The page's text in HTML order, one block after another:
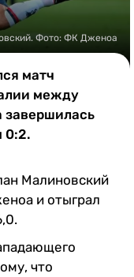
Фото: ФК Дженоа
матч
между
завершилась
0:2.
Малиновский
и отыграл
что